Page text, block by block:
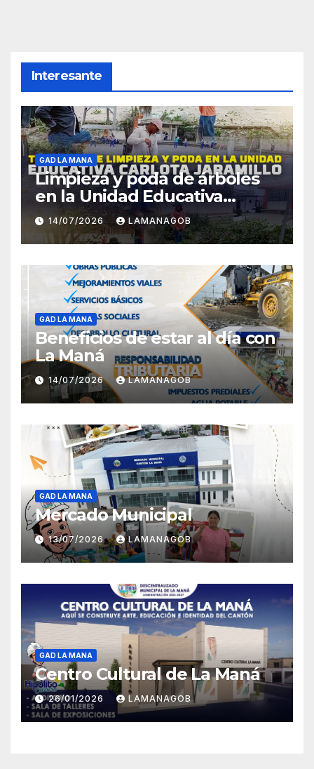
Interesante
GAD LA MANA
Limpieza y poda de árboles
en la Unidad Educativa
Carlota Jaramillo
14/07/2026 LAMANAGOB
GAD LA MANA
Beneficios de estar al día con
La Maná
14/07/2026 LAMANAGOB
GAD LA MANA
Mercado Municipal
13/07/2026 LAMANAGOB
GAD LA MANA
Centro Cultural de La Maná
26/01/2026 LAMANAGOB